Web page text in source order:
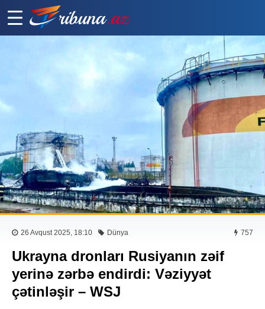
26 Avqust 2025, 18:10 Dünya 757
Ukrayna dronları Rusiyanın zəif
yerinə zərbə endirdi: Vəziyyət
çətinləşir – WSJ